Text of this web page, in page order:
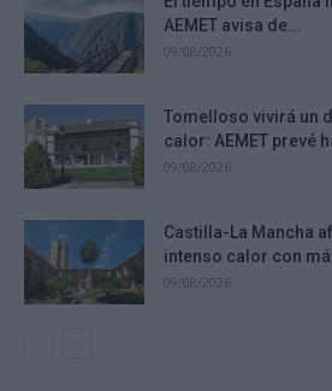
AEMET avisa de...
09/08/2026
Tomelloso vivirá un
calor: AEMET prevé
09/08/2026
Castilla-La Mancha
intenso calor con
09/08/2026